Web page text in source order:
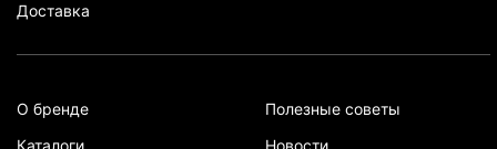
Доставка
О бренде
Каталоги
Полезные советы
Новости